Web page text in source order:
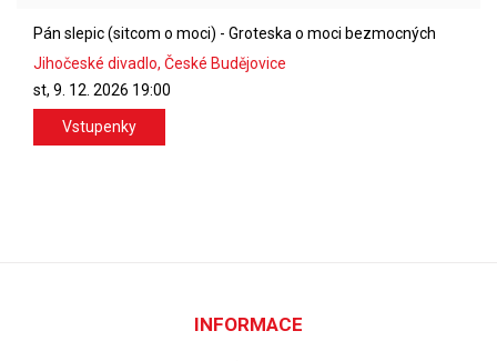
Pán slepic (sitcom o moci) - Groteska o moci bezmocných
Jihočeské divadlo, České Budějovice
st, 9. 12. 2026 19:00
Vstupenky
INFORMACE